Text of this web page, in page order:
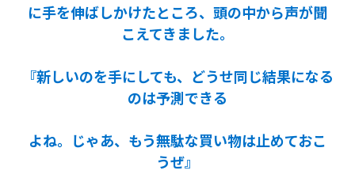
に手を伸ばしかけたところ、頭の中から声が聞
こえてきました。
『新しいのを手にしても、どうせ同じ結果になる
のは予測できる
よね。じゃあ、もう無駄な買い物は止めておこ
うぜ』